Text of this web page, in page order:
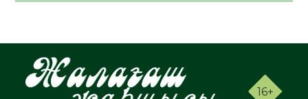
16+